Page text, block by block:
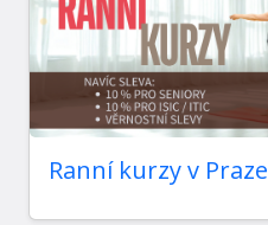
Ranní kurzy v Praze